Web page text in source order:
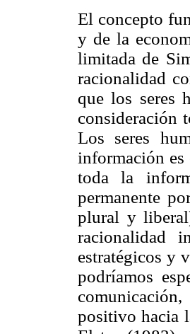
El concepto
y de la
limitada de
racionalidad
que los seres
consideración
Los seres
información es
toda la
permanente
plural y
racionalidad
estratégicos y
podríamos
positivo hacia